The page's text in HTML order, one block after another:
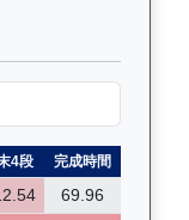
數據和分
4段 完成時間
69.96